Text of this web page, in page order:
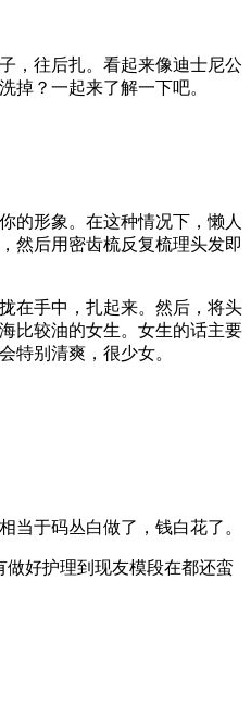
，往后扎。看起来像迪士尼公
掉？一起来了解一下吧。
的形象。在这种情况下，懒人
然后用密齿梳反复梳理头发即
在手中，扎起来。然后，将头
比较油的女生。女生的话主要
特别清爽，很少女。
当于码丛白做了，钱白花了。
好护理到现友模段在都还蛮